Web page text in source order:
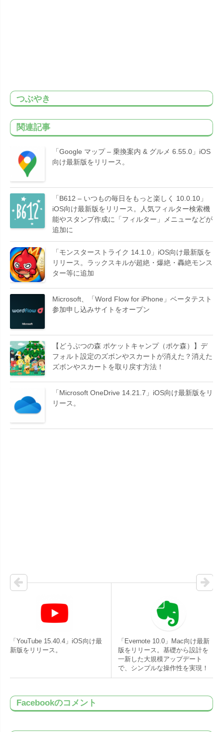
つぶやき
関連記事
「Google マップ – 乗換案内 & グルメ 6.55.0」iOS
向け最新版をリリース。
「B612 – いつもの毎日をもっと楽しく 10.0.10」
iOS向け最新版をリリース。人気フィルター検索機
能やスタンプ作成に「フィルター」メニューなどが
追加に
「モンスターストライク 14.1.0」iOS向け最新版を
リリース。ラックスキルが超絶・爆絶・轟絶モンス
ター等に追加
Microsoft、「Word Flow for iPhone」ベータテスト
参加申し込みサイトをオープン
【どうぶつの森 ポケットキャンプ（ポケ森）】デ
フォルト設定のズボンやスカートが消えた？消えた
ズボンやスカートを取り戻す方法！
「Microsoft OneDrive 14.21.7」iOS向け最新版をリ
リース。
「YouTube 15.40.4」iOS向け最
新版をリリース。
「Evernote 10.0」Mac向け最新
版をリリース。基礎から設計を
一新した大規模アップデート
で、シンプルな操作性を実現！
Facebookのコメント